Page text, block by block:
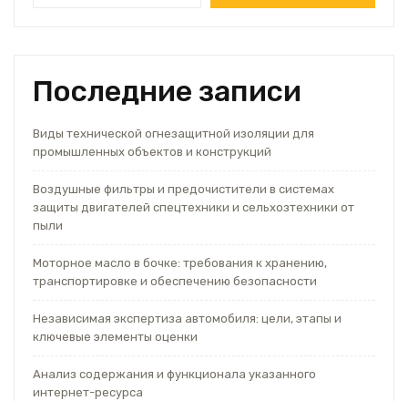
Последние записи
Виды технической огнезащитной изоляции для
промышленных объектов и конструкций
Воздушные фильтры и предочистители в системах
защиты двигателей спецтехники и сельхозтехники от
пыли
Моторное масло в бочке: требования к хранению,
транспортировке и обеспечению безопасности
Независимая экспертиза автомобиля: цели, этапы и
ключевые элементы оценки
Анализ содержания и функционала указанного
интернет-ресурса